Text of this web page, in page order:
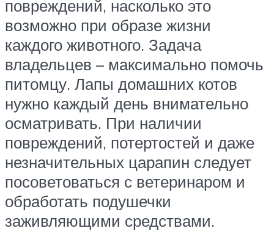
повреждений, насколько это
возможно при образе жизни
каждого животного. Задача
владельцев – максимально помочь
питомцу. Лапы домашних котов
нужно каждый день внимательно
осматривать. При наличии
повреждений, потертостей и даже
незначительных царапин следует
посоветоваться с ветеринаром и
обработать подушечки
заживляющими средствами.